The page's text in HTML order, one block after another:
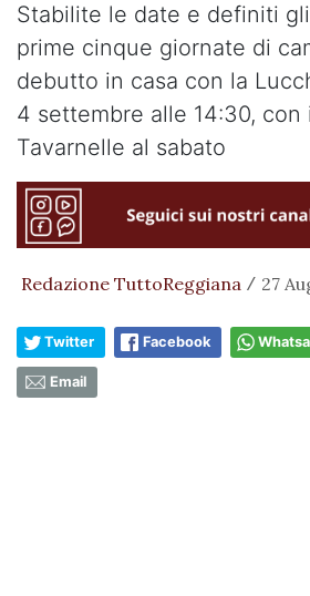
Stabilite le date e definiti
prime cinque giornate di
debutto in casa con la
4 settembre alle 14:30, con
Tavarnelle al sabato
Redazione TuttoReggiana / 27
Twitter Facebook
Email